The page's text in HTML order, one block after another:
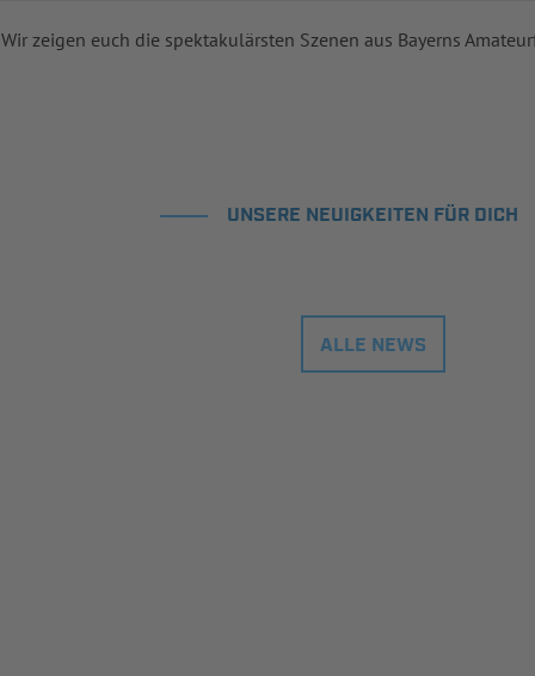
Wir zeigen euch die spektakulärsten Szenen aus Bayerns
UNSERE NEUIGKEITEN FÜR DICH
ALLE NEWS